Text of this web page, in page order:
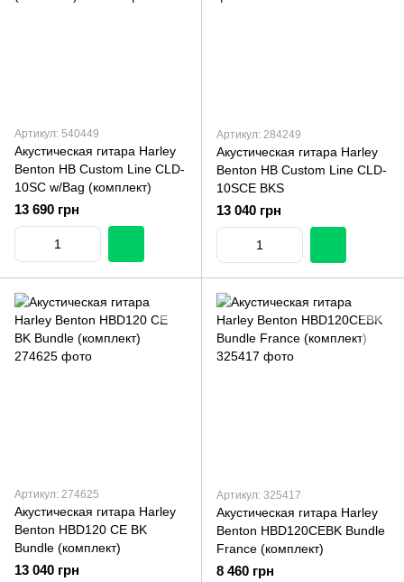
Артикул: 540449
Акустическая гитара Harley
Benton HB Custom Line CLD-
10SC w/Bag (комплект)
13 690 грн
Артикул: 284249
Акустическая гитара Harley
Benton HB Custom Line CLD-
10SCE BKS
13 040 грн
Артикул: 274625
Акустическая гитара Harley
Benton HBD120 CE BK
Bundle (комплект)
13 040 грн
Артикул: 325417
Акустическая гитара Harley
Benton HBD120CEBK Bundle
France (комплект)
8 460 грн